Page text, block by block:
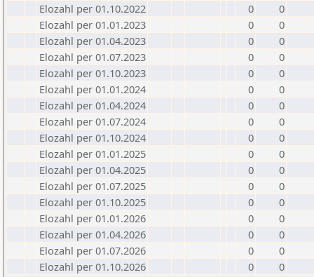
Elozahl per 01.10.2022
0
0
Elozahl per 01.01.2023
0
0
Elozahl per 01.04.2023
0
0
Elozahl per 01.07.2023
0
0
Elozahl per 01.10.2023
0
0
Elozahl per 01.01.2024
0
0
Elozahl per 01.04.2024
0
0
Elozahl per 01.07.2024
0
0
Elozahl per 01.10.2024
0
0
Elozahl per 01.01.2025
0
0
Elozahl per 01.04.2025
0
0
Elozahl per 01.07.2025
0
0
Elozahl per 01.10.2025
0
0
Elozahl per 01.01.2026
0
0
Elozahl per 01.04.2026
0
0
Elozahl per 01.07.2026
0
0
Elozahl per 01.10.2026
0 0